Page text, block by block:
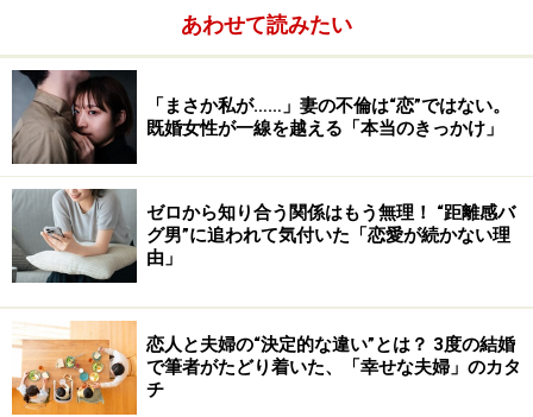
誰にでも通じる恋愛マニュアルなんてないし、意味がな
いけれど、男の心理と真理を知ることは必要だなと思
あわせて読みたい
「まさか私が……」妻の不倫は“恋”ではない。
既婚女性が一線を越える「本当のきっかけ」
ゼロから知り合う関係はもう無理！ “距離感バ
グ男”に追われて気付いた「恋愛が続かない理
由」
恋人と夫婦の“決定的な違い”とは？ 3度の結婚
で筆者がたどり着いた、「幸せな夫婦」のカタ
チ